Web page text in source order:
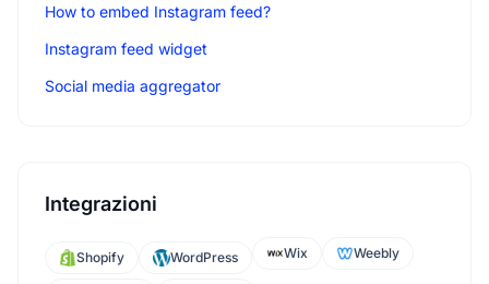
How to embed Instagram feed?
Instagram feed widget
Social media aggregator
Integrazioni
Shopify WordPress Wix Weebly